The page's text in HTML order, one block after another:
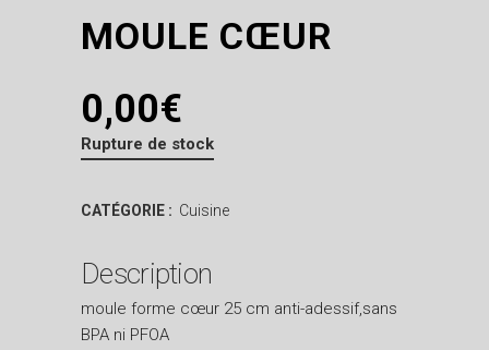
MOULE CŒUR
0,00€
Rupture de stock
CATÉGORIE : Cuisine
Description
moule forme cœur 25 cm anti-adessif,sans
BPA ni PFOA